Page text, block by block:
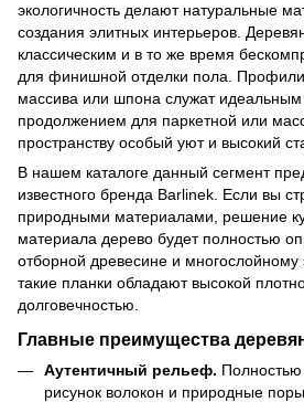
экологичность делают натуральные
создания элитных интерьеров.
классическим и в то же время
для финишной отделки пола. Профили
массива или шпона служат
продолжением для паркетной или
пространству особый уют и высокий
В нашем каталоге данный сегмент
известного бренда Barlinek. Если вы
природными материалами, решение
материала дерево будет полностью
отборной древесине и
такие планки обладают высокой
долговечностью.
Главные преимущества
Аутентичный рельеф. Полностью
рисунок волокон и природные